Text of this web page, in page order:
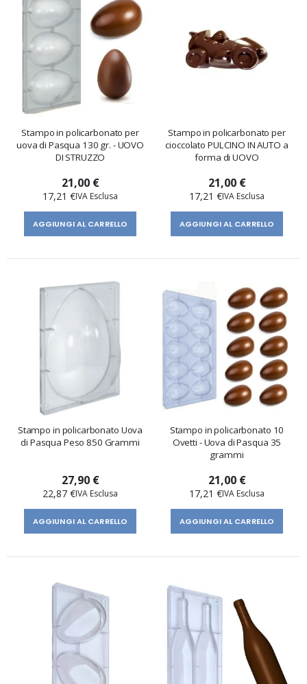
Stampo in policarbonato per
uova di Pasqua 130 gr. - UOVO
DI STRUZZO
21,00 €
17,21 €
AGGIUNGI AL CARRELLO
Stampo in policarbonato per
cioccolato PULCINO IN AUTO a
forma di UOVO
21,00 €
17,21 €
AGGIUNGI AL CARRELLO
Stampo in policarbonato Uova
di Pasqua Peso 850 Grammi
27,90 €
22,87 €
AGGIUNGI AL CARRELLO
Stampo in policarbonato 10
Ovetti - Uova di Pasqua 35
grammi
21,00 €
17,21 €
AGGIUNGI AL CARRELLO